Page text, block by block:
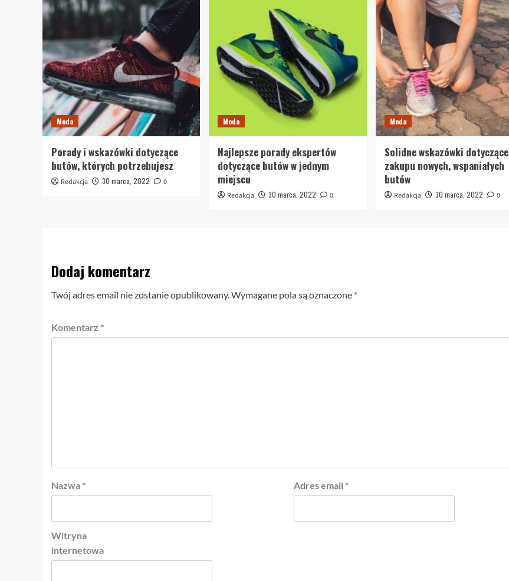
Moda
Porady i wskazówki dotyczące
butów, których potrzebujesz
Redakcja 30 marca, 2022 0
Moda
Najlepsze porady ekspertów
dotyczące butów w jednym
miejscu
Redakcja 30 marca, 2022 0
Moda
Solidne wskazówki dotyczące
zakupu nowych, wspaniałych
butów
Redakcja 30 marca, 2022 0
Dodaj komentarz
Twój adres email nie zostanie opublikowany.Wymagane pola są oznaczone *
Komentarz *
Nazwa * Adres email *
Witryna
internetowa